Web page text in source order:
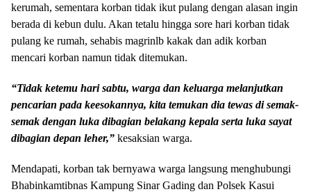
kerumah, sementara korban tidak ikut pulang dengan alasan ingin
berada di kebun dulu. Akan tetalu hingga sore hari korban tidak
pulang ke rumah, sehabis magrinlb kakak dan adik korban
mencari korban namun tidak ditemukan.
“Tidak ketemu hari sabtu, warga dan keluarga melanjutkan
pencarian pada keesokannya, kita temukan dia tewas di semak-
semak dengan luka dibagian belakang kepala serta luka sayat
dibagian depan leher,” kesaksian warga.
Mendapati, korban tak bernyawa warga langsung menghubungi
Bhabinkamtibnas Kampung Sinar Gading dan Polsek Kasui